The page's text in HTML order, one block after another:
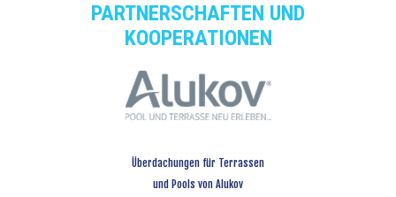
PARTNERSCHAFTEN UND
KOOPERATIONEN
Überdachungen für Terrassen
und Pools von Alukov